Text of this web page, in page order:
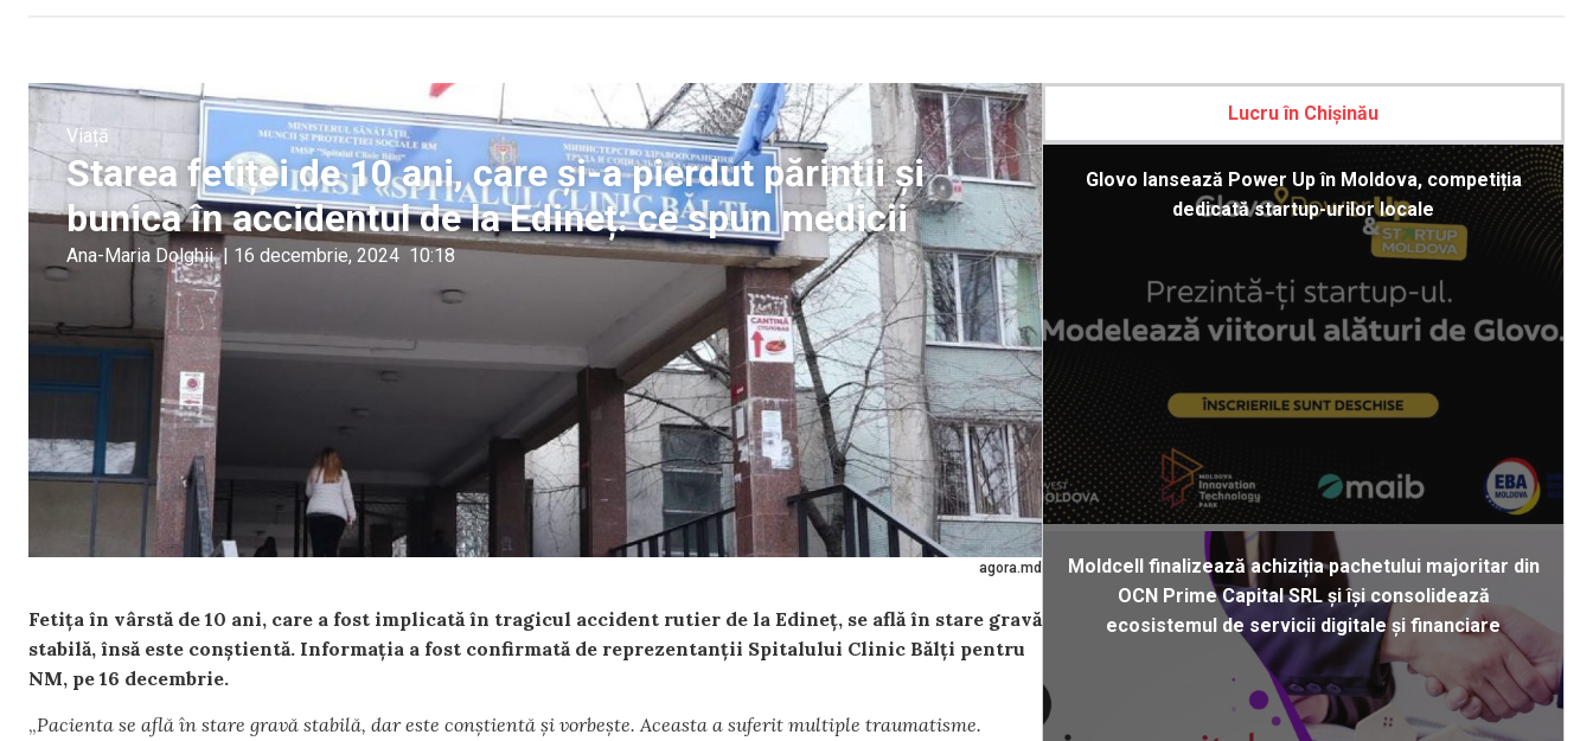
agora.md
Viață
Starea fetiței de 10 ani, care și-a pierdut părinții și
bunica în accidentul de la Edineț: ce spun medicii
Ana-Maria Dolghii | 16 decembrie, 2024 10:18
Fetița în vârstă de 10 ani, care a fost implicată în tragicul accident rutier de la Edineț, se află în stare gravă
stabilă, însă este conștientă. Informația a fost confirmată de reprezentanții Spitalului Clinic Bălți pentru
NM, pe 16 decembrie.
„Pacienta se află în stare gravă stabilă, dar este conștientă și vorbește. Aceasta a suferit multiple traumatisme.
Lucru în Chișinău
Glovo lansează Power Up în Moldova, competiția
dedicată startup-urilor locale
Moldcell finalizează achiziția pachetului majoritar din
OCN Prime Capital SRL și își consolidează
ecosistemul de servicii digitale și financiare